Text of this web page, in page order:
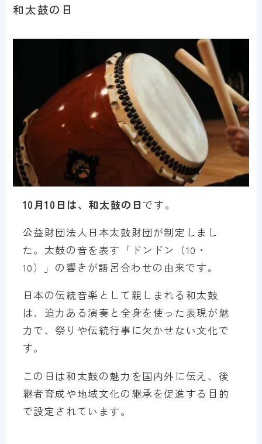
和太鼓の日
10月10日は、和太鼓の日 です。
公益財団法人日本太鼓財団が制定しまし
た。太鼓の音を表す「ドンドン（10・
10）」の響きが語呂合わせの由来です。
日本の伝統音楽として親しまれる和太鼓
は、迫力ある演奏と全身を使った表現が魅
力で、祭りや伝統行事に欠かせない文化で
す。
この日は和太鼓の魅力を国内外に伝え、後
継者育成や地域文化の継承を促進する目的
で設定されています。